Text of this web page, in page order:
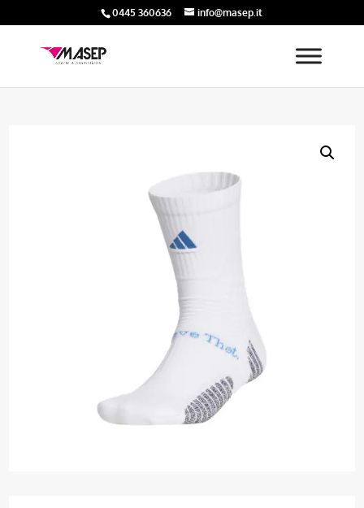
0445 360636 info@masep.it